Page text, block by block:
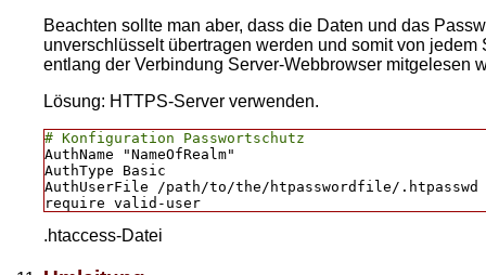
Beachten sollte man aber, dass die Daten und das
unverschlüsselt übertragen werden und somit von jedem
entlang der Verbindung Server-Webbrowser mitgelesen
Lösung: HTTPS-Server verwenden.
# Konfiguration Passwortschutz
AuthName "NameOfRealm"
AuthType Basic
AuthUserFile /path/to/the/htpasswordfile/.htpasswd
.htaccess-Datei